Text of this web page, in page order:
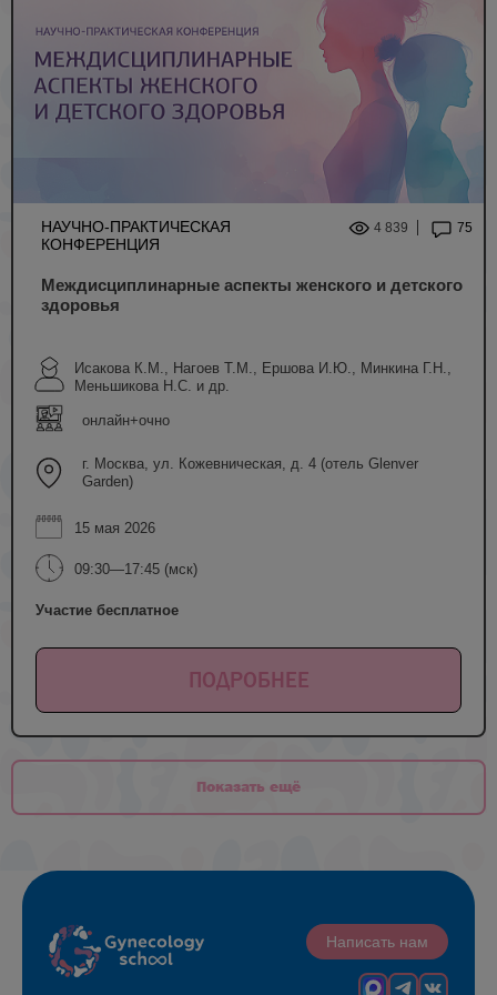
НАУЧНО-ПРАКТИЧЕСКАЯ
КОНФЕРЕНЦИЯ
4 839 75
Междисциплинарные аспекты женского и детского
здоровья
Исакова К.М., Нагоев Т.М., Ершова И.Ю., Минкина Г.Н.,
Меньшикова Н.С. и др.
онлайн+очно
г. Москва, ул. Кожевническая, д. 4 (отель Glenver
Garden)
15 мая 2026
09:30—17:45 (мск)
Участие бесплатное
ПОДРОБНЕЕ
Показать ещё
Написать нам